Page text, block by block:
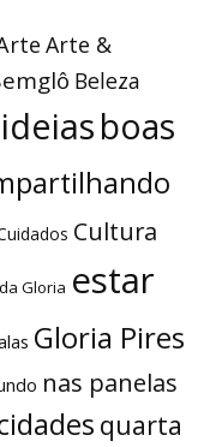
Arte &
Beleza
boas
Cultura
Gloria estar
Gloria Pires
nas panelas
quarta